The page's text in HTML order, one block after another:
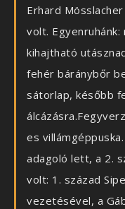
Erhard
volt.
kihajtható
fehér báránybőr
sátorlap, később
es
adagoló lett, a 2.
volt: 1. század
vezetésével, a